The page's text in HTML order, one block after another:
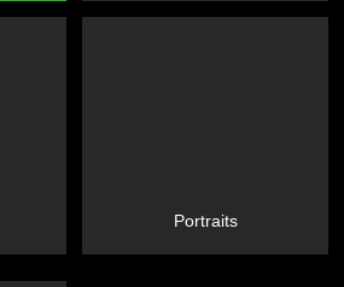
Portraits